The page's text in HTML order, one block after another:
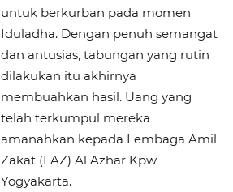
untuk berkurban pada momen
Iduladha. Dengan penuh semangat
dan antusias, tabungan yang rutin
dilakukan itu akhirnya
membuahkan hasil. Uang yang
telah terkumpul mereka
amanahkan kepada Lembaga Amil
Zakat (LAZ) Al Azhar Kpw
Yogyakarta.